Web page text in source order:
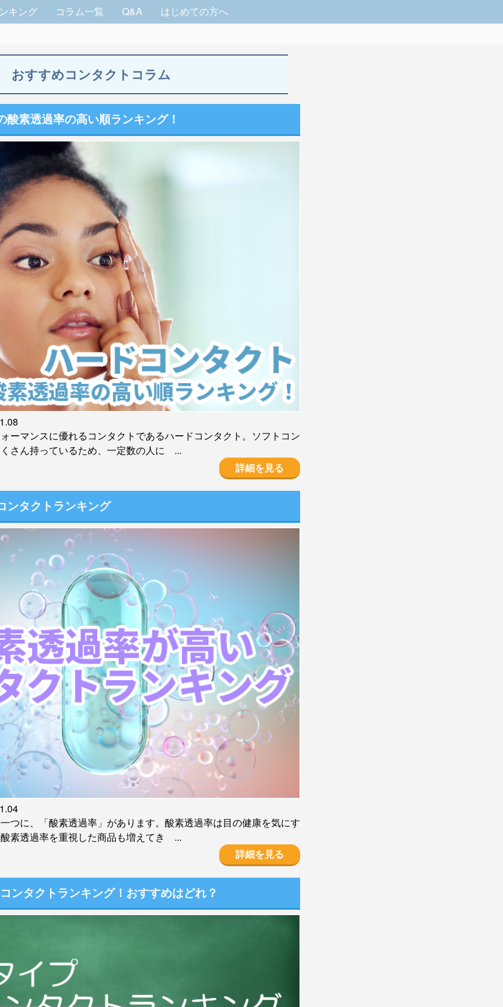
キング コラム一覧 Q&A はじめての方へ
おすすめコンタクトコラム
酸素透過率の高い順ランキング！
ーマンスに優れるコンタクトであるハードコンタクト。ソフトコン
さん持っているため、一定数の人に ...
詳細を見る
ンタクトランキング
つに、「酸素透過率」があります。酸素透過率は目の健康を気にす
素透過率を重視した商品も増えてき ...
詳細を見る
ンタクトランキング！おすすめはどれ？